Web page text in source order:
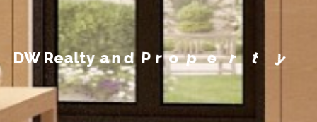
DW RealtyandP ro perty Mana g m